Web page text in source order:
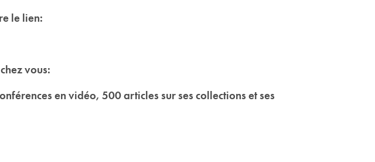
le lien:
vous:
en vidéo, 500 articles sur ses collections et ses